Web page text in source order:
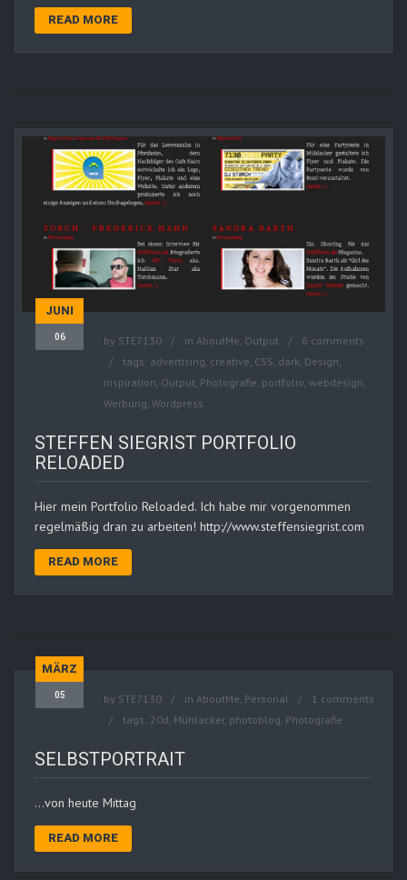
READ MORE
JUNI
06 by STE7130 in AboutMe Output
6 comments
tags: advertising creative CSS dark Design
inspiration Output Photografie portfolio webdesign
Werbung Wordpress
STEFFEN SIEGRIST PORTFOLIO
RELOADED
Hier mein Portfolio Reloaded. Ich habe mir vorgenommen
regelmäßig dran zu arbeiten! http://www.steffensiegrist.com
READ MORE
MÄRZ
05 by STE7130 in AboutMe Personal
1 comments
tags: 20d Mühlacker, photoblog Photografie
SELBSTPORTRAIT
…von heute Mittag
READ MORE